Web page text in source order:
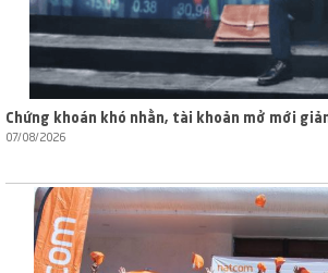
Chứng khoán khó nhằn, tài khoản mở mới
07/08/2026